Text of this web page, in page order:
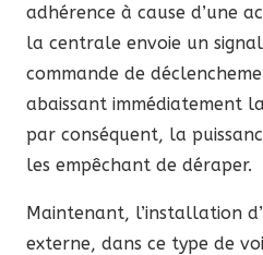
adhérence à cause d’une
la centrale envoie un
commande de
abaissant immédiatement
par conséquent, la
les empêchant de déraper.
Maintenant, l’installation
externe, dans ce type de